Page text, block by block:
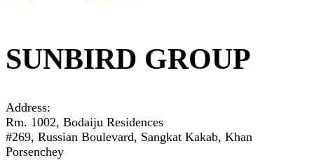
SUNBIRD GROUP
Address:
Rm. 1002, Bodaiju Residences
#269, Russian Boulevard, Sangkat Kakab, Khan
Porsenchey